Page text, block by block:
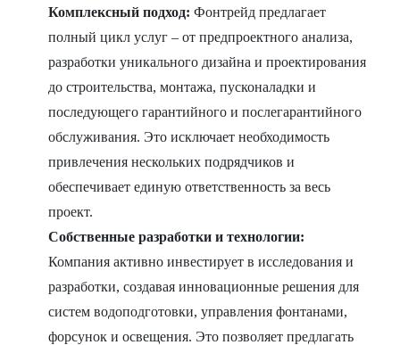
Комплексный подход: Фонтрейд предлагает
полный цикл услуг – от предпроектного анализа,
разработки уникального дизайна и проектирования
до строительства, монтажа, пусконаладки и
последующего гарантийного и послегарантийного
обслуживания. Это исключает необходимость
привлечения нескольких подрядчиков и
обеспечивает единую ответственность за весь
проект.
Собственные разработки и технологии:
Компания активно инвестирует в исследования и
разработки, создавая инновационные решения для
систем водоподготовки, управления фонтанами,
форсунок и освещения. Это позволяет предлагать